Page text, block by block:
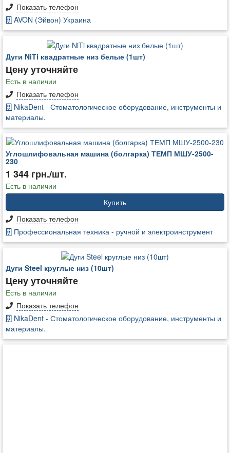
Показать телефон
AVON (Эйвон) Украина
Дуги NiTi квадратные низ белые (1шт)
Цену уточняйте
Есть в наличии
Показать телефон
NikaDent - Стоматологическое оборудование, инструменты и
материалы.
Углошлифовальная машина (болгарка) ТЕМП МШУ-2500-
230
1 344 грн./шт.
Есть в наличии
Купить
Показать телефон
Профессиональная техника - ручной и электроинструмент
Дуги Steel круглые низ (10шт)
Цену уточняйте
Есть в наличии
Показать телефон
NikaDent - Стоматологическое оборудование, инструменты и
материалы.